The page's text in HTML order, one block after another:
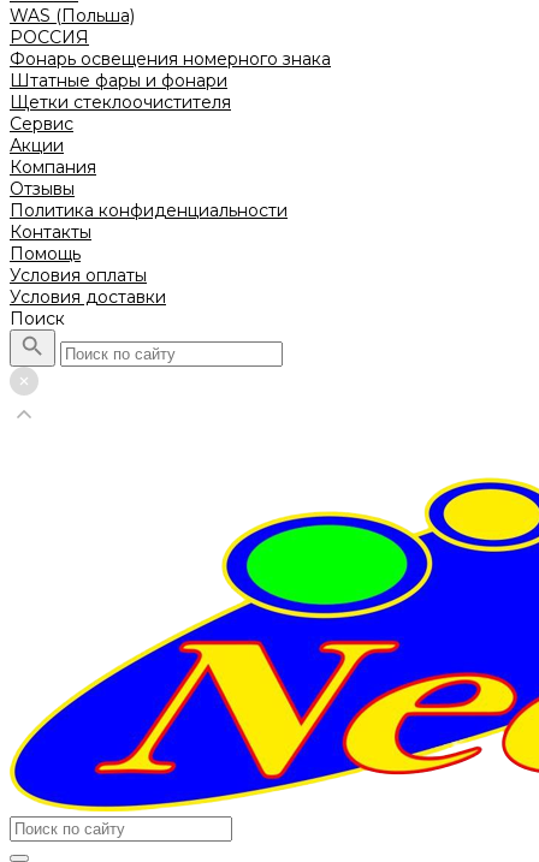
WAS (Польша)
РОССИЯ
Фонарь освещения номерного знака
Штатные фары и фонари
Щетки стеклоочистителя
Сервис
Акции
Компания
Отзывы
Политика конфиденциальности
Контакты
Помощь
Условия оплаты
Условия доставки
Поиск